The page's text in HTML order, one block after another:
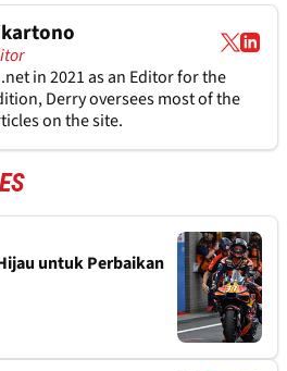
in 2021 as an Editor for the
Derry oversees most of the
on the site.
untuk Perbaikan